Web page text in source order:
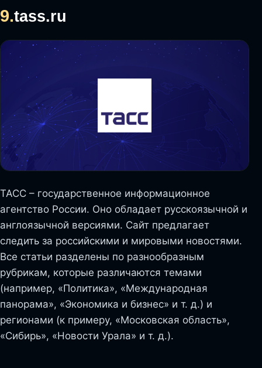
9.tass.ru
ТАСС – государственное информационное
агентство России. Оно обладает русскоязычной и
англоязычной версиями. Сайт предлагает
следить за российскими и мировыми новостями.
Все статьи разделены по разнообразным
рубрикам, которые различаются темами
(например, «Политика», «Международная
панорама», «Экономика и бизнес» и т. д.) и
регионами (к примеру, «Московская область»,
«Сибирь», «Новости Урала» и т. д.).